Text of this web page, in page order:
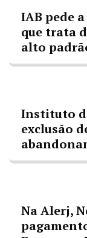
IAB pede
que trata
alto
Instituto
exclusão
Na Alerj,